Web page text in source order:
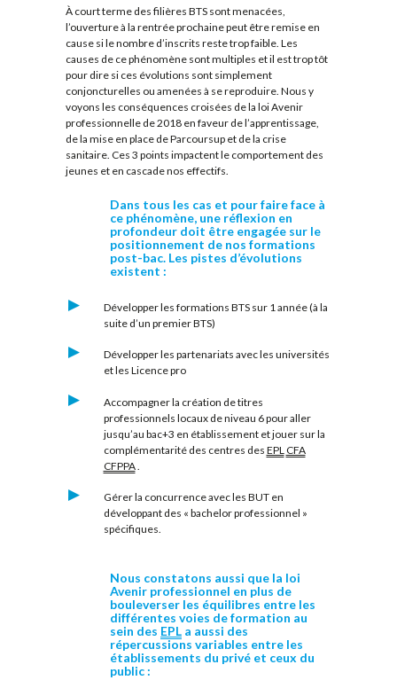
À court terme des filières BTS sont menacées,
l’ouverture à la rentrée prochaine peut être remise en
cause si le nombre d’inscrits reste trop faible. Les
causes de ce phénomène sont multiples et il est trop tôt
pour dire si ces évolutions sont simplement
conjoncturelles ou amenées à se reproduire. Nous y
voyons les conséquences croisées de la loi Avenir
professionnelle de 2018 en faveur de l’apprentissage,
de la mise en place de Parcoursup et de la crise
sanitaire. Ces 3 points impactent le comportement des
jeunes et en cascade nos effectifs.
Dans tous les cas et pour faire face à
ce phénomène, une réflexion en
profondeur doit être engagée sur le
positionnement de nos formations
post-bac. Les pistes d’évolutions
existent :
Développer les formations BTS sur 1 année (à la
suite d’un premier BTS)
Développer les partenariats avec les universités
et les Licence pro
Accompagner la création de titres
professionnels locaux de niveau 6 pour aller
jusqu’au bac+3 en établissement et jouer sur la
complémentarité des centres des EPL CFA
CFPPA.
Gérer la concurrence avec les BUT en
développant des « bachelor professionnel »
spécifiques.
Nous constatons aussi que la loi
Avenir professionnel en plus de
bouleverser les équilibres entre les
différentes voies de formation au
sein des EPL a aussi des
répercussions variables entre les
établissements du privé et ceux du
public :